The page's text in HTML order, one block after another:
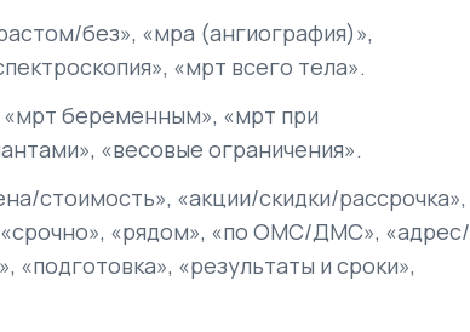
без», «мра (ангиография)»,
«мрт всего тела».
беременным», «мрт при
«весовые ограничения».
стоимость», «акции/скидки/рассрочка»,
«срочно», «рядом», «по ОМС/ДМС», «адрес/
«подготовка», «результаты и сроки»,